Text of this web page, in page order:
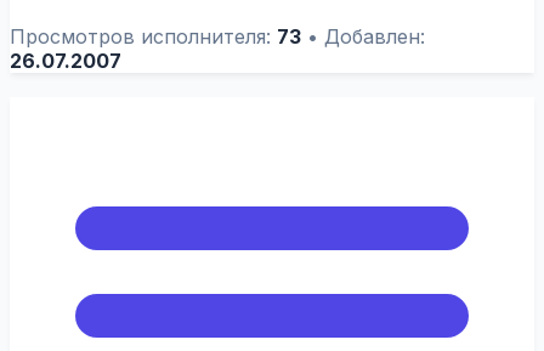
Просмотров исполнителя: 73 • Добавлен:
26.07.2007